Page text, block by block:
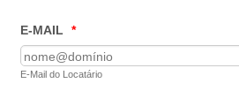
E-MAIL *
E-Mail do Locatário